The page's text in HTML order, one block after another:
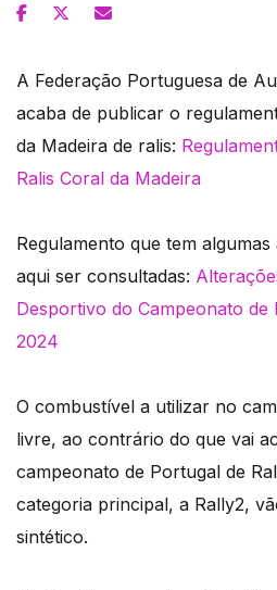
A Federação Portuguesa de
acaba de publicar o
da Madeira de ralis:
Ralis Coral da Madeira
Regulamento que tem
aqui ser consultadas:
Desportivo do Campeonato de
2024
O combustível a utilizar no
livre, ao contrário do que vai
campeonato de Portugal de
categoria principal, a Rally2,
sintético.